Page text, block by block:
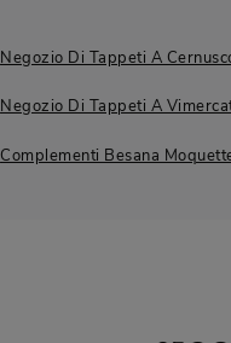
Negozio Di Tappeti A
Negozio Di Tappeti A
Complementi Besana